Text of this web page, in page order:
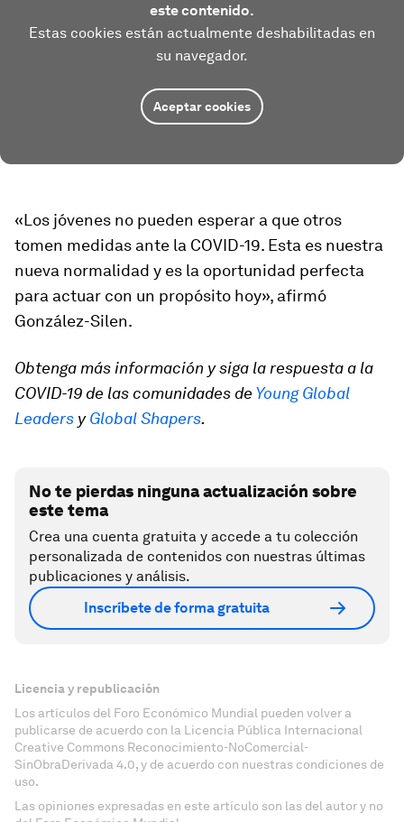
este contenido.
Estas cookies están actualmente deshabilitadas en
su navegador.
Aceptar cookies
«Los jóvenes no pueden esperar a que otros
tomen medidas ante la COVID-19. Esta es nuestra
nueva normalidad y es la oportunidad perfecta
para actuar con un propósito hoy», afirmó
González-Silen.
Obtenga más información y siga la respuesta a la
COVID-19 de lascomunidades de Young Global
Leaders yGlobal Shapers.
No te pierdas ninguna actualización sobre
este tema
Crea una cuenta gratuita y accede a tu colección
personalizada de contenidos con nuestras últimas
publicaciones y análisis.
Inscríbete de forma gratuita
Licencia y republicación
Los artículos del Foro Económico Mundial pueden volver a
publicarse de acuerdo con la Licencia Pública Internacional
Creative Commons Reconocimiento-NoComercial-
SinObraDerivada 4.0, y de acuerdo con nuestras condiciones de
uso.
Las opiniones expresadas en este artículo son las del autor y no